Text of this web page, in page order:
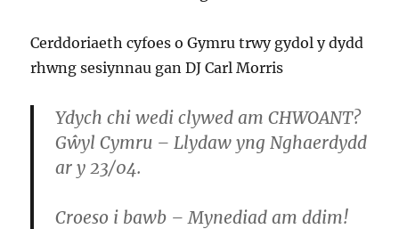
Cerddoriaeth cyfoes o Gymru trwy gydol y dydd
rhwng sesiynnau gan DJ Carl Morris
Ydych chi wedi clywed am CHWOANT?
Gŵyl Cymru – Llydaw yng Nghaerdydd
ar y 23/04.
Croeso i bawb – Mynediad am ddim!